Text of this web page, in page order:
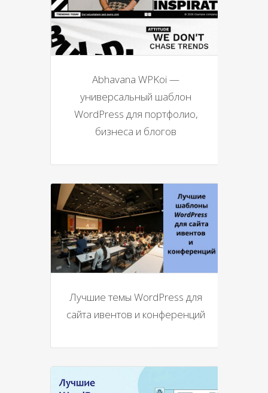
Abhavana WPKoi —
универсальный шаблон
WordPress для портфолио,
бизнеса и блогов
Лучшие темы WordPress для
сайта ивентов и конференций